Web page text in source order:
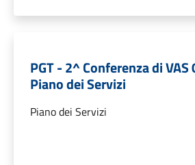
PGT - 2^ Conferenza di
Piano dei Servizi
Piano dei Servizi